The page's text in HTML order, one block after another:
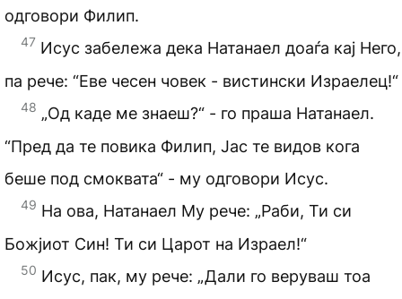
одговори Филип.
47 Исус забележа дека Натанаел доаѓа кај Него,
па рече: “Еве чесен човек - вистински Израелец!“
48 „Од каде ме знаеш?“ - го праша Натанаел.
“Пред да те повика Филип, Јас те видов кога
беше под смоквата“ - му одговори Исус.
49 На ова, Натанаел Му рече: „Раби, Ти си
Божјиот Син! Ти си Царот на Израел!“
50 Исус, пак, му рече: „Дали го веруваш тоа